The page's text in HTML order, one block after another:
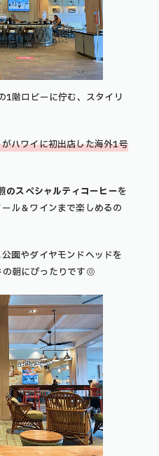
1階ロビーに佇む、スタイリ
ハワイに初出店した海外1号
のスペシャルティコーヒーを
ル＆ワインまで楽しめるの
園やダイヤモンドヘッドを
の朝にぴったりです◎